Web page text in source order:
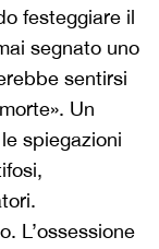
festeggiare il
segnato uno
sentirsi
Un
spiegazioni
L’ossessione